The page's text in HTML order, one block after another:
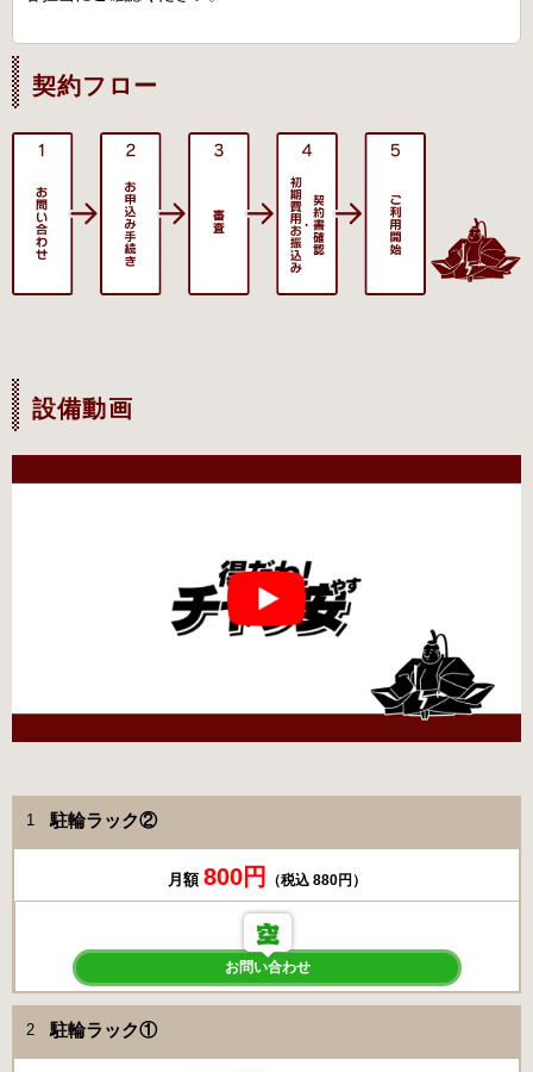
契約フロー
設備動画
1 駐輪ラック②
月額 800円 （税込 880円）
お問い合わせ
2 駐輪ラック①